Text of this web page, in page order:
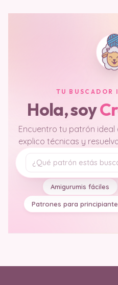
TU BUSCADOR
Hola, soy
Encuentro tu patrón ideal
explico técnicas y
Tu pregunta
Amigurumis fáciles
Patrones para